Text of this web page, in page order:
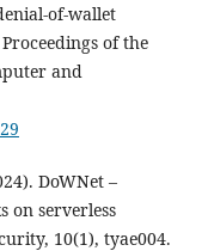
of-wallet
of the
and
DoWNet –
on serverless
10(1), tyae004.